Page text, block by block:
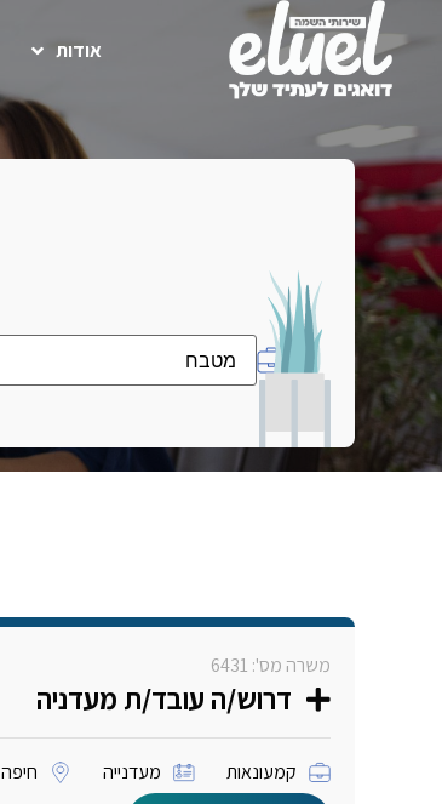
אודות
משרה מס': 6431
דרוש/ה עובד/ת מעדניה
קמעונאות מעדנייה חיפה